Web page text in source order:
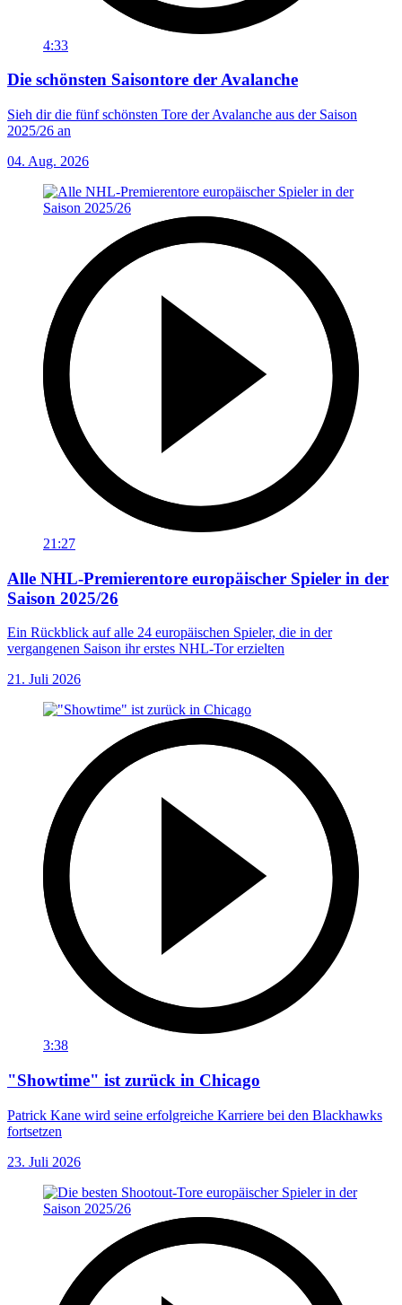
4:33
Die schönsten Saisontore der Avalanche
Sieh dir die fünf schönsten Tore der Avalanche aus der Saison
2025/26 an
04. Aug. 2026
21:27
Alle NHL-Premierentore europäischer Spieler in der
Saison 2025/26
Ein Rückblick auf alle 24 europäischen Spieler, die in der
vergangenen Saison ihr erstes NHL-Tor erzielten
21. Juli 2026
3:38
"Showtime" ist zurück in Chicago
Patrick Kane wird seine erfolgreiche Karriere bei den Blackhawks
fortsetzen
23. Juli 2026